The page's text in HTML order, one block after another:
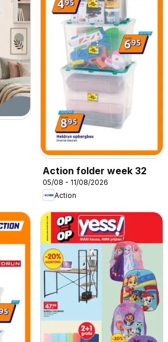
Action folder week 32
05/08 - 11/08/2026
Action